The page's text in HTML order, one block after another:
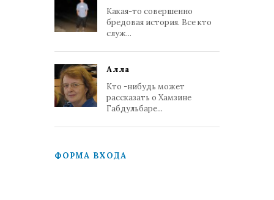
Какая-то совершенно
бредовая история. Все кто
служ...
Алла
Кто -нибудь может
рассказать о Хамзине
Габдульбаре...
ФОРМА ВХОДА